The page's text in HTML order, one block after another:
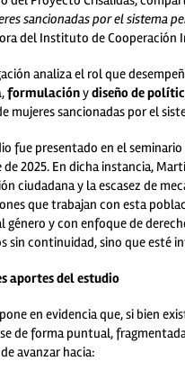
sancionadas por el sistema
del Instituto de Cooperación
analiza el rol que
,formulaciónydiseño de
mujeres sancionadas por el
fue presentado en el seminario
de 2025. En dicha instancia,
ciudadana y la escasez de
que trabajan con esta
género y con enfoque de
sin continuidad, sino que esté
aportes del estudio
en evidencia que, si bien
de forma puntual,
avanzar hacia: